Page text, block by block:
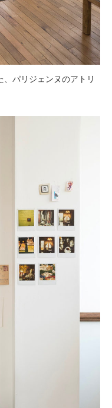
パリジェンヌのアトリ